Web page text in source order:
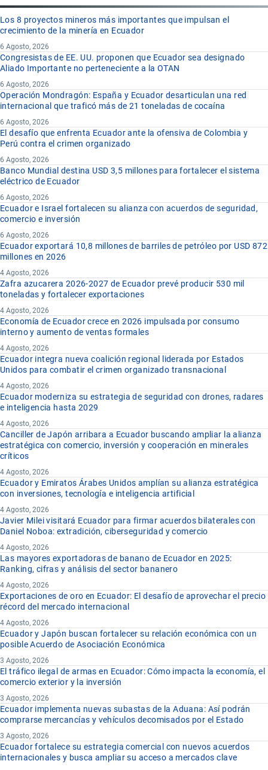
Los 8 proyectos mineros más importantes que impulsan el
crecimiento de la minería en Ecuador
6 Agosto, 2026
Congresistas de EE. UU. proponen que Ecuador sea designado
Aliado Importante no perteneciente a la OTAN
6 Agosto, 2026
Operación Mondragón: España y Ecuador desarticulan una red
internacional que traficó más de 21 toneladas de cocaína
6 Agosto, 2026
El desafío que enfrenta Ecuador ante la ofensiva de Colombia y
Perú contra el crimen organizado
6 Agosto, 2026
Banco Mundial destina USD 3,5 millones para fortalecer el sistema
eléctrico de Ecuador
6 Agosto, 2026
Ecuador e Israel fortalecen su alianza con acuerdos de seguridad,
comercio e inversión
6 Agosto, 2026
Ecuador exportará 10,8 millones de barriles de petróleo por USD 872
millones en 2026
4 Agosto, 2026
Zafra azucarera 2026-2027 de Ecuador prevé producir 530 mil
toneladas y fortalecer exportaciones
4 Agosto, 2026
Economía de Ecuador crece en 2026 impulsada por consumo
interno y aumento de ventas formales
4 Agosto, 2026
Ecuador integra nueva coalición regional liderada por Estados
Unidos para combatir el crimen organizado transnacional
4 Agosto, 2026
Ecuador moderniza su estrategia de seguridad con drones, radares
e inteligencia hasta 2029
4 Agosto, 2026
Canciller de Japón arribara a Ecuador buscando ampliar la alianza
estratégica con comercio, inversión y cooperación en minerales
críticos
4 Agosto, 2026
Ecuador y Emiratos Árabes Unidos amplían su alianza estratégica
con inversiones, tecnología e inteligencia artificial
4 Agosto, 2026
Javier Milei visitará Ecuador para firmar acuerdos bilaterales con
Daniel Noboa: extradición, ciberseguridad y comercio
4 Agosto, 2026
Las mayores exportadoras de banano de Ecuador en 2025:
Ranking, cifras y análisis del sector bananero
4 Agosto, 2026
Exportaciones de oro en Ecuador: El desafío de aprovechar el precio
récord del mercado internacional
4 Agosto, 2026
Ecuador y Japón buscan fortalecer su relación económica con un
posible Acuerdo de Asociación Económica
3 Agosto, 2026
El tráfico ilegal de armas en Ecuador: Cómo impacta la economía, el
comercio exterior y la inversión
3 Agosto, 2026
Ecuador implementa nuevas subastas de la Aduana: Así podrán
comprarse mercancías y vehículos decomisados por el Estado
3 Agosto, 2026
Ecuador fortalece su estrategia comercial con nuevos acuerdos
internacionales y busca ampliar su acceso a mercados clave